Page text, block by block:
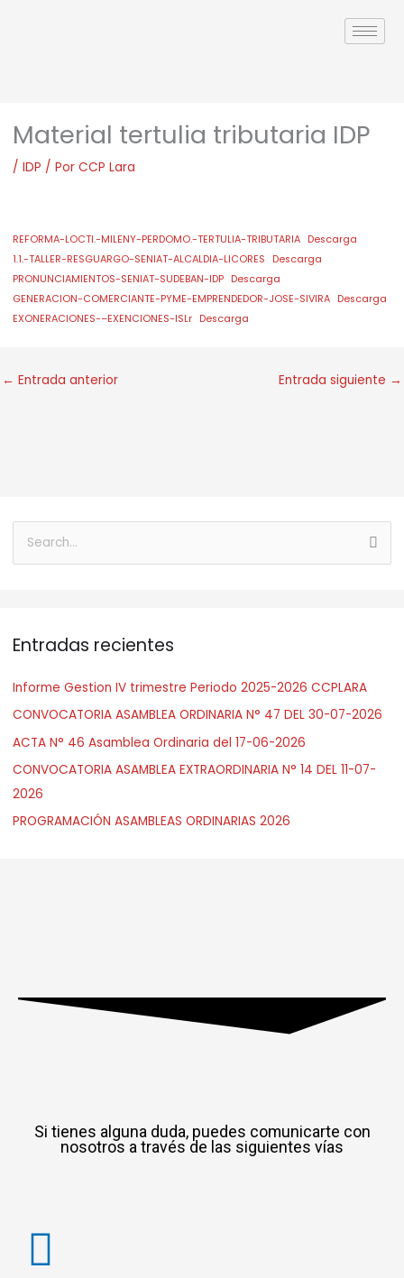
Material tertulia tributaria IDP
/ IDP / Por CCP Lara
REFORMA-LOCTI.-MILENY-PERDOMO.-TERTULIA-TRIBUTARIA
Descarga
1.1.-TALLER-RESGUARGO-SENIAT-ALCALDIA-LICORES
Descarga
PRONUNCIAMIENTOS-SENIAT-SUDEBAN-IDP
Descarga
GENERACION-COMERCIANTE-PYME-EMPRENDEDOR-JOSE-SIVIRA
Descarga
EXONERACIONES-–EXENCIONES-ISLr
Descarga
← Entrada anterior Entrada siguiente →
u
a
:
Entradas recientes
Informe Gestion IV trimestre Periodo 2025-2026 CCPLARA
CONVOCATORIA ASAMBLEA ORDINARIA N° 47 DEL 30-07-2026
ACTA N° 46 Asamblea Ordinaria del 17-06-2026
CONVOCATORIA ASAMBLEA EXTRAORDINARIA N° 14 DEL 11-07-
2026
PROGRAMACIÓN ASAMBLEAS ORDINARIAS 2026
Si tienes alguna duda, puedes comunicarte con
nosotros a través de las siguientes vías